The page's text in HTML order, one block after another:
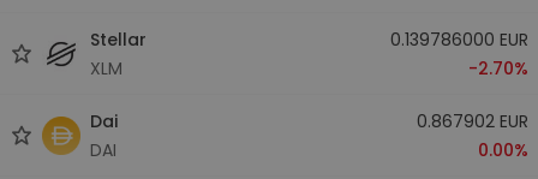
Stellar
XLM
0.139786000 EUR
-2.70%
Dai
DAI
0.867902 EUR
0.00%